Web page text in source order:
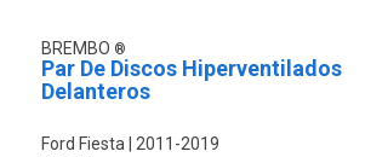
BREMBO
Par De Discos Hiperventilados
Delanteros
Ford Fiesta 2011-2019